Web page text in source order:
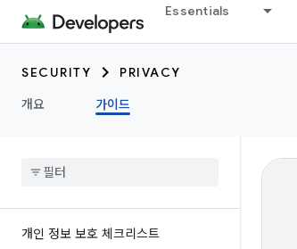
Essentials
SECURITY
PRIVACY
개요
가이드
개인 정보 보호 체크리스트